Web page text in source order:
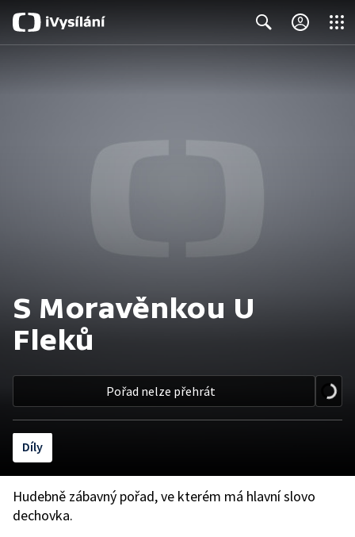
S Moravěnkou U
Fleků
Pořad nelze přehrát
Díly
Hudebně zábavný pořad, ve kterém má hlavní slovo
dechovka.